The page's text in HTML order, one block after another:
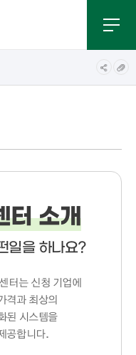
터 소개
일을 하나요?
터는 신청 기업에
격과 최상의
된 시스템을
공합니다.